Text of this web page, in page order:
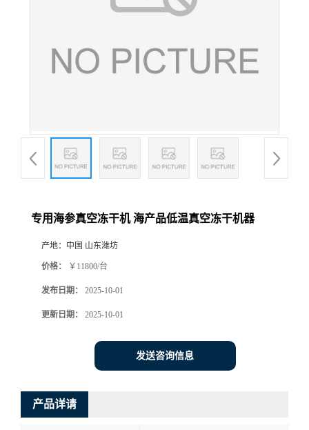
专用海参真空冻干机 海产品低温真空冻干机器
产地： 中国 山东潍坊
价格： ￥11800/台
发布日期： 2025-10-01
更新日期： 2025-10-01
发送咨询信息
产品详请